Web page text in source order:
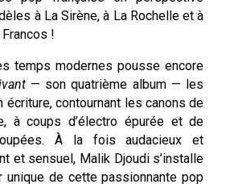
à La Sirène, à La Rochelle et à
!
temps modernes pousse encore
— son quatrième album — les
contournant les canons de
à coups d’électro épurée et de
À la fois audacieux et
et sensuel, Malik Djoudi s’installe
unique de cette passionnante pop